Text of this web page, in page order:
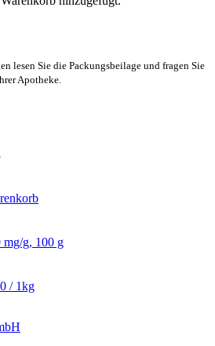
lesen Sie die Packungsbeilage und fragen Sie
Apotheke.
mg/g, 100 g
/ 1kg